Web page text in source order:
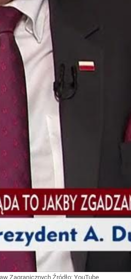
Zagranicznych Źródło: YouTube